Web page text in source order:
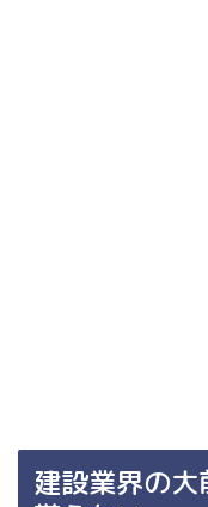
建設業界の